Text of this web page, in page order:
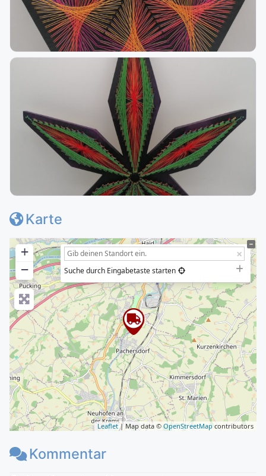
Karte
+
−
Suche durch Eingabetaste starten
Leaflet| Map data © OpenStreetMap contributors
Kommentar